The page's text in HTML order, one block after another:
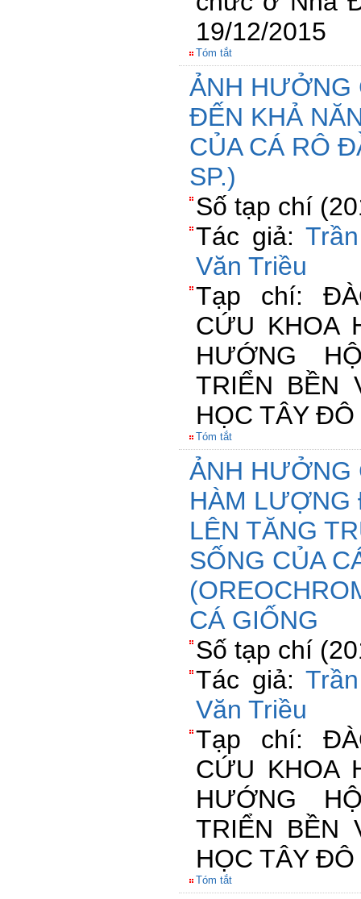
19/12/2015
Tóm tắt
ẢNH HƯỞNG
ĐẾN KHẢ
CỦA CÁ RÔ
SP.)
Số tạp chí
Tác giả:
Văn Triều
Tạp chí:
CỨU KHOA
HƯỚNG
TRIỂN BỀN
HỌC TÂY ĐÔ
Tóm tắt
ẢNH HƯỞNG
HÀM LƯỢNG
LÊN TĂNG
SỐNG CỦA
CÁ GIỐNG
Số tạp chí
Tác giả:
Văn Triều
Tạp chí:
CỨU KHOA
HƯỚNG
TRIỂN BỀN
HỌC TÂY ĐÔ
Tóm tắt